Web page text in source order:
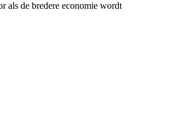
als de bredere economie wordt